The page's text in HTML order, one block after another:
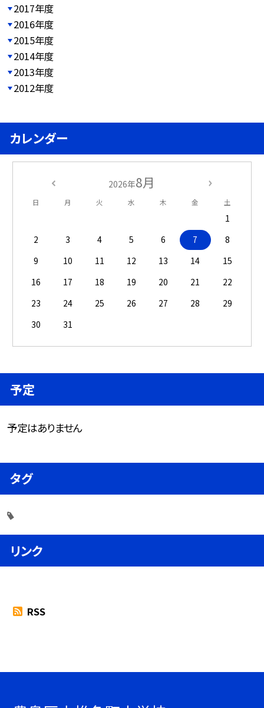
2017年度
2016年度
2015年度
2014年度
2013年度
2012年度
カレンダー
2026年8月
日 月 火 水 木 金 土
1
2
3 4 5 6 7
8
9
10 11 12 13 14
15
16
17 18 19 20 21
22
23
24 25 26 27 28
29
30
31
予定
予定はありません
タグ
リンク
RSS